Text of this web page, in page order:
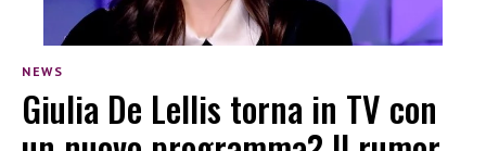
NEWS
Giulia De Lellis torna in TV con